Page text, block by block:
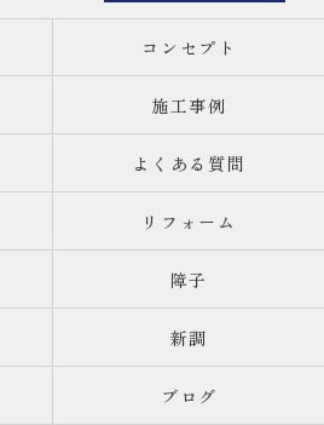
コンセプト
施工事例
よくある質問
リフォーム
障子
新調
ブログ